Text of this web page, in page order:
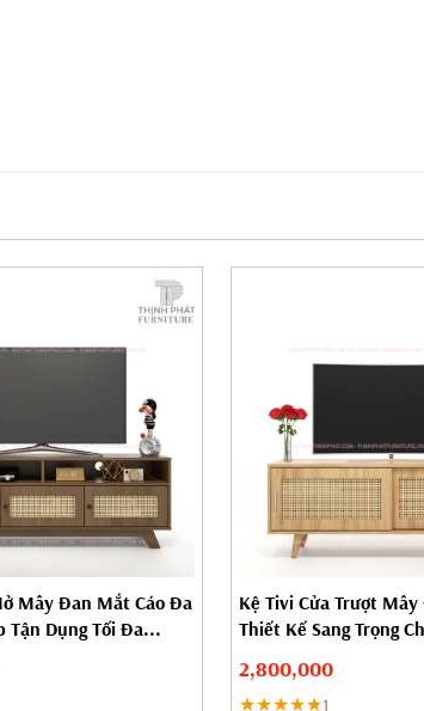
Mây Đan Mắt Cáo Đa
Tận Dụng Tối Đa...
Kệ Tivi Cửa Trượt
Thiết Kế Sang Trọng
2,800,000
★★★★★1